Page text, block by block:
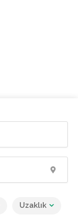
Uzaklık